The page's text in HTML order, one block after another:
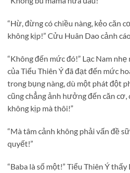
“Hừ, đừng có chiều nàng, kẻo căn
không kịp!” Cửu Huân Dao cảnh
“Không đến mức đó!” Lạc Nam nhẹ
của Tiểu Thiên Ý đã đạt đến mức
trong bụng nàng, dù một phát đột
cũng chẳng ảnh hưởng đến căn cơ,
không kịp mà thôi!”
“Mà tâm cảnh không phải vấn đề
quyết!”
“Baba là số một!” Tiểu Thiên Ý